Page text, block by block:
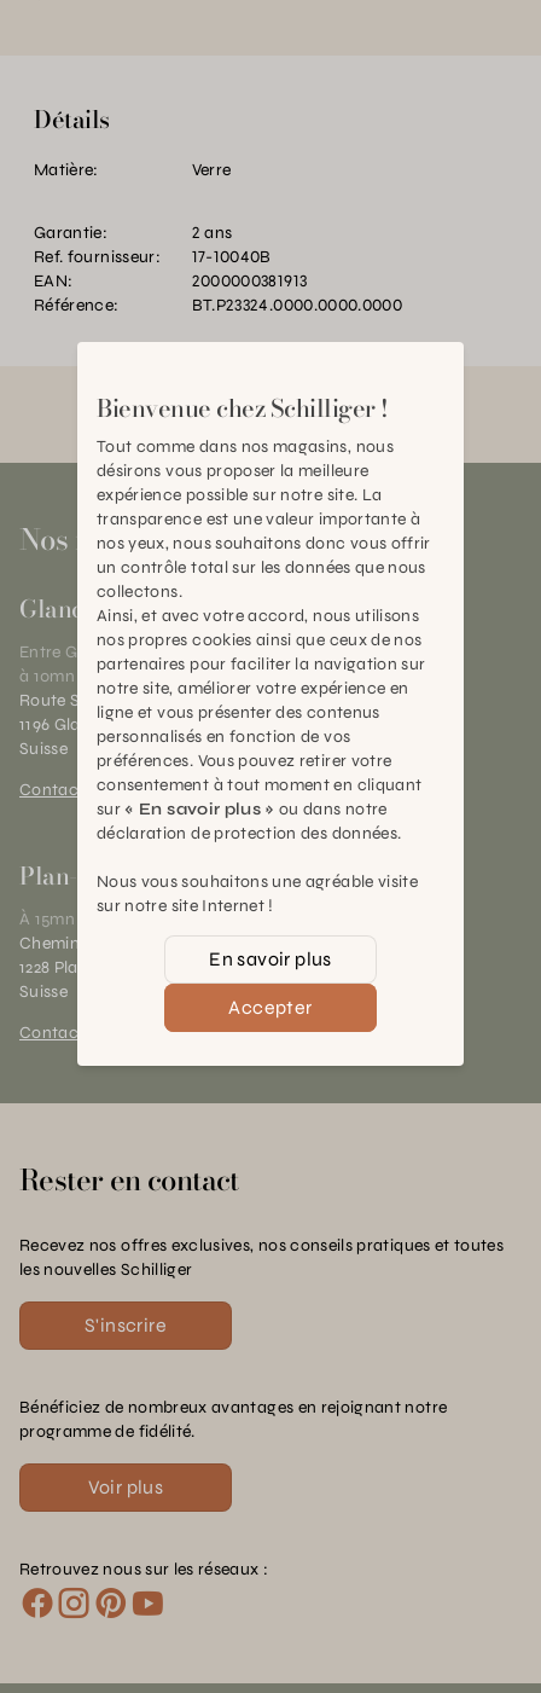
Détails
Matière: Verre
Garantie:
2 ans
Ref. fournisseur:
17-10040B
EAN:
2000000381913
Référence:
BT.P23324.0000.0000.0000
Nos magasins
Gland
Entre Genève et Lausanne,
à 10mn de Nyon
Route Suisse 40
1196 Gland (VD)
Suisse
Contact et horaires
Plan-les-Ouates
À 15mn du centre de Genève
Chemin des Charrotons 25
1228 Plan-les-Ouates (GE)
Suisse
Contact et horaires
Rester en contact
Recevez nos offres exclusives, nos conseils pratiques et toutes
les nouvelles Schilliger
S'inscrire
Bénéficiez de nombreux avantages en rejoignant notre
programme de fidélité.
Voir plus
Retrouvez nous sur les réseaux :
Bienvenue chez Schilliger !
Tout comme dans nos magasins, nous
désirons vous proposer la meilleure
expérience possible sur notre site. La
transparence est une valeur importante à
nos yeux, nous souhaitons donc vous offrir
un contrôle total sur les données que nous
collectons.
Ainsi, et avec votre accord, nous utilisons
nos propres cookies ainsi que ceux de nos
partenaires pour faciliter la navigation sur
notre site, améliorer votre expérience en
ligne et vous présenter des contenus
personnalisés en fonction de vos
préférences. Vous pouvez retirer votre
consentement à tout moment en cliquant
sur « En savoir plus » ou dans notre
déclaration de protection des données.
Nous vous souhaitons une agréable visite
sur notre site Internet !
En savoir plus
Accepter